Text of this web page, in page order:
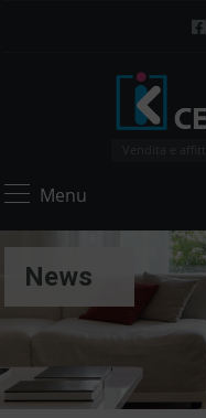
Vendita e
Menu
News